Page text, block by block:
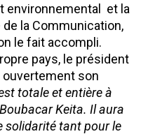
environnemental et la
la Communication,
le fait accompli.
pays, le président
ouvertement son
totale et entière à
Keita. Il aura
solidarité tant pour le